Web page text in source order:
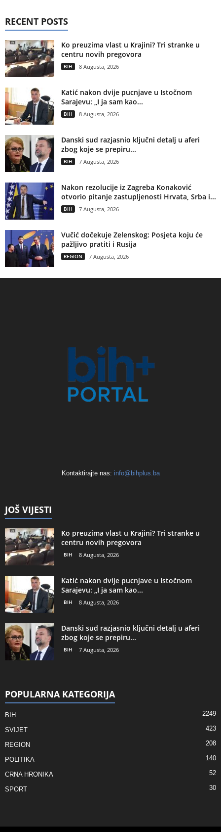
RECENT POSTS
Ko preuzima vlast u Krajini? Tri stranke u
centru novih pregovora
BIH 8 Augusta, 2026
Katić nakon dvije pucnjave u Istočnom
Sarajevu: „I ja sam kao...
BIH 8 Augusta, 2026
Danski sud razjasnio ključni detalj u aferi
zbog koje se prepiru...
BIH 7 Augusta, 2026
Nakon rezolucije iz Zagreba Konaković
otvorio pitanje zastupljenosti Hrvata, Srba i...
BIH 7 Augusta, 2026
Vučić dočekuje Zelenskog: Posjeta koju će
pažljivo pratiti i Rusija
REGION 7 Augusta, 2026
Kontaktirajte nas: info@bihplus.ba
JOŠ VIJESTI
Ko preuzima vlast u Krajini? Tri stranke u
centru novih pregovora
BIH 8 Augusta, 2026
Katić nakon dvije pucnjave u Istočnom
Sarajevu: „I ja sam kao...
BIH 8 Augusta, 2026
Danski sud razjasnio ključni detalj u aferi
zbog koje se prepiru...
BIH 7 Augusta, 2026
POPULARNA KATEGORIJA
BIH 2249
SVIJET 423
REGION 208
POLITIKA 140
CRNA HRONIKA 52
SPORT 30